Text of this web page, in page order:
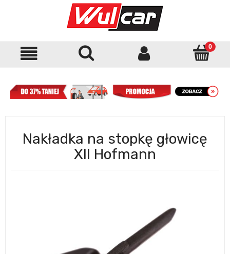
Nakładka na stopkę głowicę
XII Hofmann